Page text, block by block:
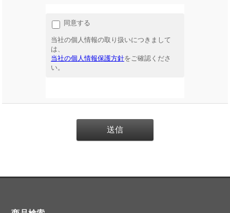
同意する
当社の個人情報の取り扱いにつきまして
は、
当社の個人情報保護方針をご確認くださ
い。